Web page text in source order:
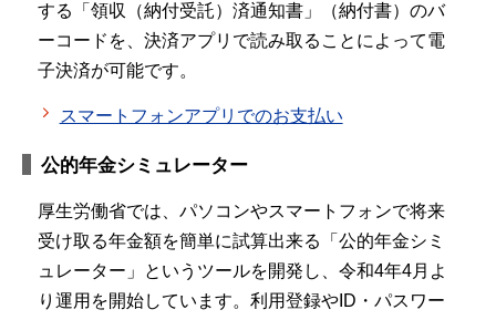
する「領収（納付受託）済通知書」（納付書）のバ
ーコードを、決済アプリで読み取ることによって電
子決済が可能です。
スマートフォンアプリでのお支払い
公的年金シミュレーター
厚生労働省では、パソコンやスマートフォンで将来
受け取る年金額を簡単に試算出来る「公的年金シミ
ュレーター」というツールを開発し、令和4年4月よ
り運用を開始しています。利用登録やID・パスワー